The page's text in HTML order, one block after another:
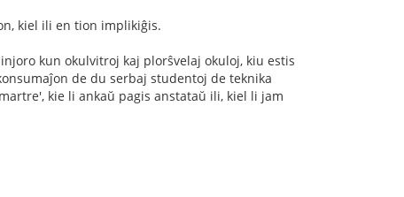
kiel ili en tion implikiĝis.
kun okulvitroj kaj plorŝvelaj okuloj, kiu estis
de du serbaj studentoj de teknika
kie li ankaŭ pagis anstataŭ ili, kiel li jam